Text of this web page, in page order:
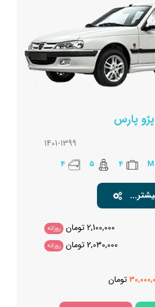
پژو پارس
1401-1399
M
4
5
4
2,100,000تومان روزانه
2,030,000تومان روزانه
تومان